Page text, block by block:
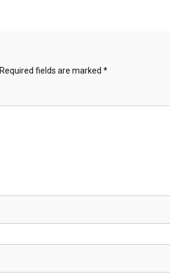
Required fields are marked *